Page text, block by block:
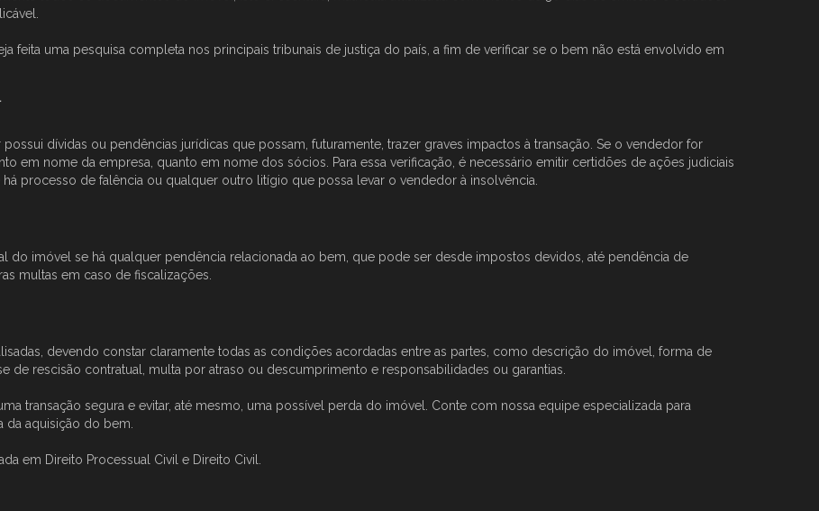
feita uma pesquisa completa nos principais tribunais de justiça do país, a fim de verificar se o bem não está envolvido em
dívidas ou pendências jurídicas que possam, futuramente, trazer graves impactos à transação. Se o vendedor for
em nome da empresa, quanto em nome dos sócios. Para essa verificação, é necessário emitir certidões de ações judiciais
processo de falência ou qualquer outro litígio que possa levar o vendedor à insolvência.
do imóvel se há qualquer pendência relacionada ao bem, que pode ser desde impostos devidos, até pendência de
multas em caso de fiscalizações.
devendo constar claramente todas as condições acordadas entre as partes, como descrição do imóvel, forma de
de rescisão contratual, multa por atraso ou descumprimento e responsabilidades ou garantias.
transação segura e evitar, até mesmo, uma possível perda do imóvel. Conte com nossa equipe especializada para
da aquisição do bem.
em Direito Processual Civil e Direito Civil.